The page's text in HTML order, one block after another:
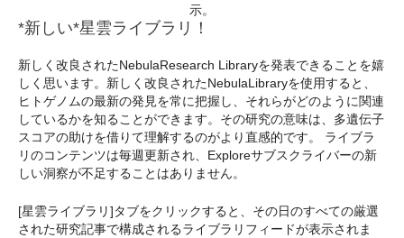
示。
*新しい*星雲ライブラリ！
新しく改良されたNebulaResearch Libraryを発表できることを嬉
しく思います。新しく改良されたNebulaLibraryを使用すると、
ヒトゲノムの最新の発見を常に把握し、それらがどのように関連
しているかを知ることができます。その研究の意味は、多遺伝子
スコアの助けを借りて理解するのがより直感的です。 ライブラ
リのコンテンツは毎週更新され、Exploreサブスクライバーの新
しい洞察が不足することはありません。
[星雲ライブラリ]タブをクリックすると、その日のすべての厳選
された研究記事で構成されるライブラリフィードが表示されま